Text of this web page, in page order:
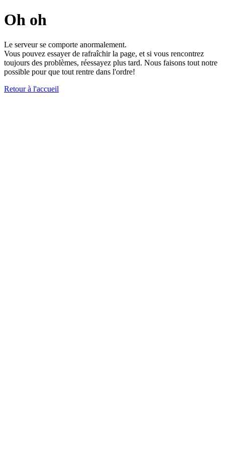
Oh oh
Le serveur se comporte anormalement.
Vous pouvez essayer de rafraîchir la page, et si vous rencontrez
toujours des problèmes, réessayez plus tard. Nous faisons tout notre
possible pour que tout rentre dans l'ordre!
Retour à l'accueil